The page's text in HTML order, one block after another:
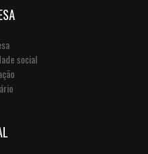
social